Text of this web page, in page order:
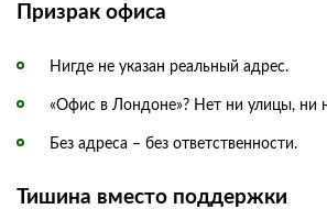
Призрак офиса
Нигде не указан реальный адрес.
«Офис в Лондоне»? Нет ни улицы, ни
Без адреса – без ответственности.
Тишина вместо поддержки